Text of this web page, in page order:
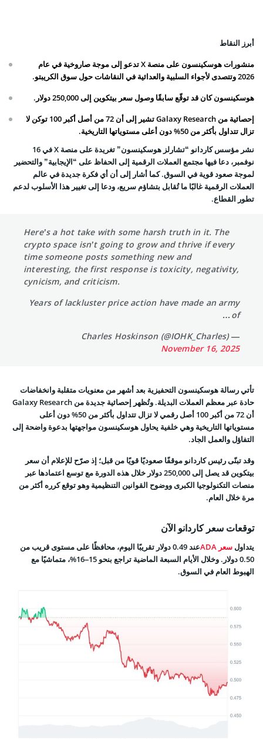
أبرز النقاط
منشورات هوسكينسون على منصة X تدعو إلى موجة صاروخية في عام
2026 وتتصدى لأجواء السلبية والعدائية في النقاشات حول سوق الكريبتو.
هوسكينسون كان قد توقّع سابقًا وصول سعر بيتكوين إلى 250,000 دولار.
إحصائية من Galaxy Research تشير إلى أن 72 من أصل أكبر 100 توكن لا
تزال تتداول بأكثر من 50% دون أعلى مستوياتها التاريخية.
نشر مؤسس كاردانو “تشارلز هوسكينسون” تغريدة على منصة X في 16
نوفمبر، دعا فيها مجتمع العملات الرقمية إلى الحفاظ على “الإيجابية” والتحضير
لموجة صعود قوية في السوق. كما أشار إلى أن أي فكرة جديدة في عالم
العملات الرقمية غالبًا ما تُقابل بتشاؤم سريع، ودعا إلى تغيير هذا الأسلوب لدعم
تطور القطاع.
Here’s a hot take with some harsh truth in it. The
crypto space isn’t going to grow and thrive if every
time someone posts something new and
interesting, the first response is toxicity, negativity,
cynicism, and criticism.
Years of lackluster price action have made an army
of…
— Charles Hoskinson (@IOHK_Charles)
November 16, 2025
تأتي رسالة هوسكينسون التحفيزية بعد أشهر من معنويات متقلبة وانخفاضات
حادة عبر معظم العملات البديلة. وتُظهر إحصائية جديدة من Galaxy Research
أن 72 من أكبر 100 أصل رقمي لا تزال تتداول بأكثر من 50% دون أعلى
مستوياتها التاريخية وهي خلفية يحاول هوسكينسون مواجهتها بدعوة واضحة إلى
التفاؤل والعمل الجاد.
وقد تبنّى رئيس كاردانو موقفًا صعوديًا قويًا من قبل؛ إذ صرّح للإعلام أن سعر
بيتكوين قد يصل إلى 250,000 دولار خلال هذه الدورة مع توسع اعتمادها عبر
منصات التكنولوجيا الكبرى ووضوح القوانين التنظيمية وهو توقع كرره أكثر من
مرة خلال العام.
توقعات سعر كاردانو الآن
يتداول سعر ADA
عند 0.49 دولار تقريبًا اليوم، محافظًا على مستوى قريب من
0.50 دولار. وخلال الأيام السبعة الماضية تراجع بنحو 15–16%، متماشيًا مع
الهبوط العام في السوق.